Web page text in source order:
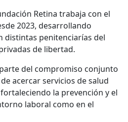
Retina trabaja con el
2023, desarrollando
distintas penitenciarías del
de libertad.
del compromiso conjunto
acercar servicios de salud
la prevención y el
laboral como en el